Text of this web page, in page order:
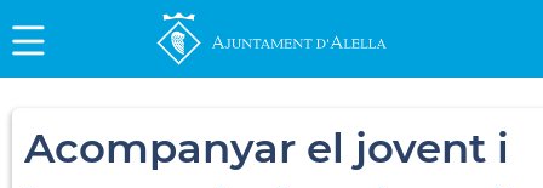
Acompanyar el jovent i